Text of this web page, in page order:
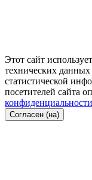
Этот сайт
технических
статистической
посетителей сайта
Согласен (на)